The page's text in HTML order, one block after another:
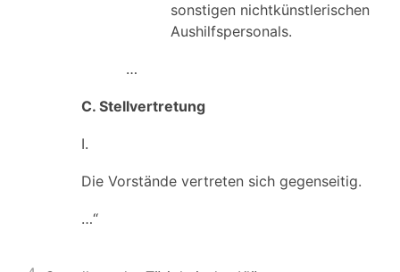
sonstigen nichtkünstlerischen
Aushilfspersonals.
…
C. Stellvertretung
I.
Die Vorstände vertreten sich gegenseitig.
…“